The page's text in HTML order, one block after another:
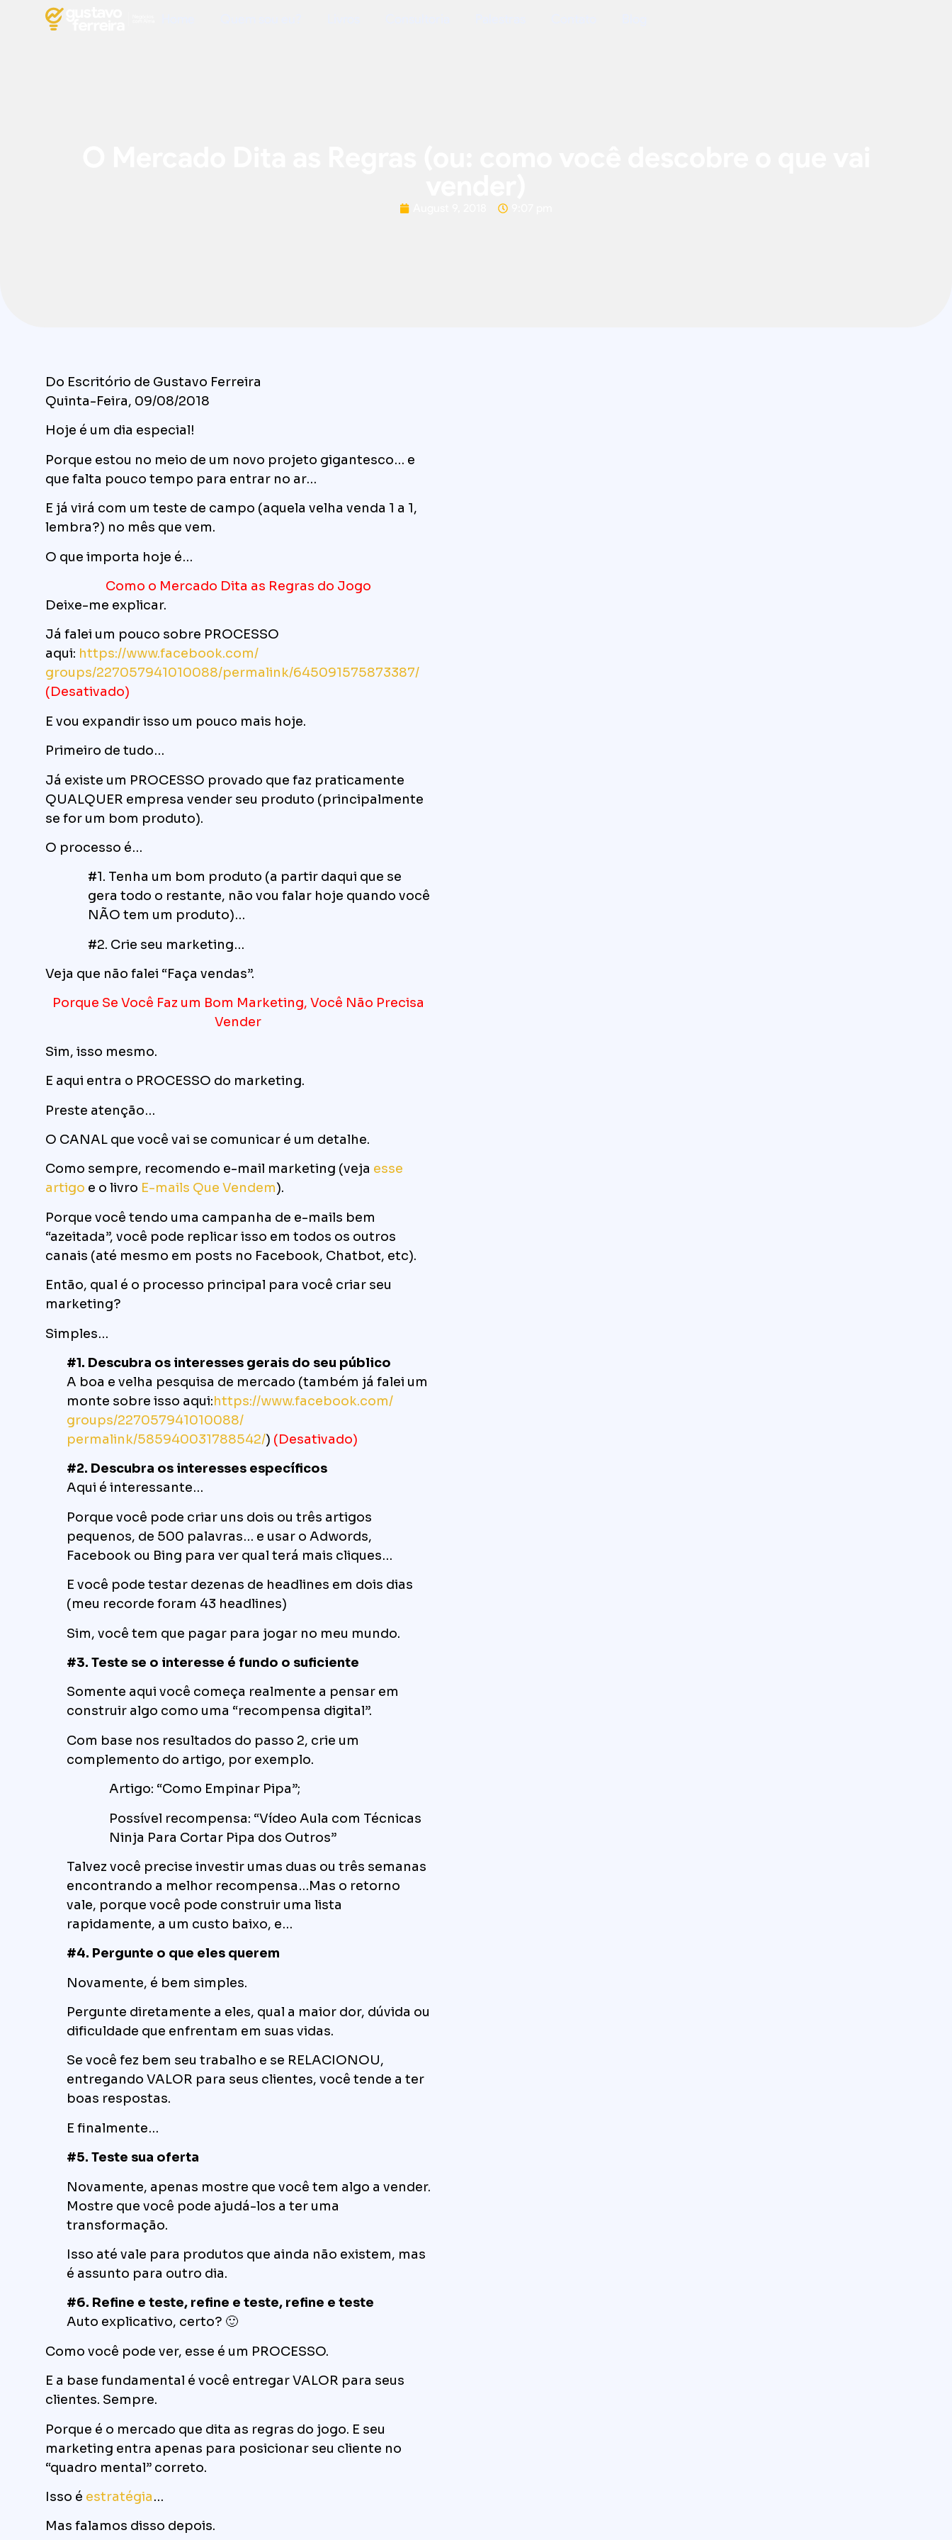
Do Escritório de Gustavo Ferreira
Quinta-Feira, 09/08/2018
Hoje é um dia especial!
Porque estou no meio de um novo projeto gigantesco… e
que falta pouco tempo para entrar no ar…
E já virá com um teste de campo (aquela velha venda 1 a 1,
lembra?) no mês que vem.
O que importa hoje é…
Como o Mercado Dita as Regras do Jogo
Deixe-me explicar.
Já falei um pouco sobre PROCESSO
aqui: https://www.facebook.com/
groups/227057941010088/permalink/645091575873387/
(Desativado)
E vou expandir isso um pouco mais hoje.
Primeiro de tudo…
Já existe um PROCESSO provado que faz praticamente
QUALQUER empresa vender seu produto (principalmente
se for um bom produto).
O processo é…
#1. Tenha um bom produto (a partir daqui que se
gera todo o restante, não vou falar hoje quando você
NÃO tem um produto)…
#2. Crie seu marketing…
Veja que não falei “Faça vendas”.
Porque Se Você Faz um Bom Marketing, Você Não Precisa
Vender
Sim, isso mesmo.
E aqui entra o PROCESSO do marketing.
Preste atenção…
O CANAL que você vai se comunicar é um detalhe.
Como sempre, recomendo e-mail marketing (veja esse
artigo e o livro E-mails Que Vendem).
Porque você tendo uma campanha de e-mails bem
“azeitada”, você pode replicar isso em todos os outros
canais (até mesmo em posts no Facebook, Chatbot, etc).
Então, qual é o processo principal para você criar seu
marketing?
Simples…
#1. Descubra os interesses gerais do seu público
A boa e velha pesquisa de mercado (também já falei um
monte sobre isso aqui:https://www.facebook.com/
groups/227057941010088/
permalink/585940031788542/) (Desativado)
#2. Descubra os interesses específicos
Aqui é interessante…
Porque você pode criar uns dois ou três artigos
pequenos, de 500 palavras… e usar o Adwords,
Facebook ou Bing para ver qual terá mais cliques…
E você pode testar dezenas de headlines em dois dias
(meu recorde foram 43 headlines)
Sim, você tem que pagar para jogar no meu mundo.
#3. Teste se o interesse é fundo o suficiente
Somente aqui você começa realmente a pensar em
construir algo como uma “recompensa digital”.
Com base nos resultados do passo 2, crie um
complemento do artigo, por exemplo.
Artigo: “Como Empinar Pipa”;
Possível recompensa: “Vídeo Aula com Técnicas
Ninja Para Cortar Pipa dos Outros”
Talvez você precise investir umas duas ou três semanas
encontrando a melhor recompensa…Mas o retorno
vale, porque você pode construir uma lista
rapidamente, a um custo baixo, e…
#4. Pergunte o que eles querem
Novamente, é bem simples.
Pergunte diretamente a eles, qual a maior dor, dúvida ou
dificuldade que enfrentam em suas vidas.
Se você fez bem seu trabalho e se RELACIONOU,
entregando VALOR para seus clientes, você tende a ter
boas respostas.
E finalmente…
#5. Teste sua oferta
Novamente, apenas mostre que você tem algo a vender.
Mostre que você pode ajudá-los a ter uma
transformação.
Isso até vale para produtos que ainda não existem, mas
é assunto para outro dia.
#6. Refine e teste, refine e teste, refine e teste
Auto explicativo, certo? 🙂
Como você pode ver, esse é um PROCESSO.
E a base fundamental é você entregar VALOR para seus
clientes. Sempre.
Porque é o mercado que dita as regras do jogo. E seu
marketing entra apenas para posicionar seu cliente no
“quadro mental” correto.
Isso é estratégia…
Mas falamos disso depois.